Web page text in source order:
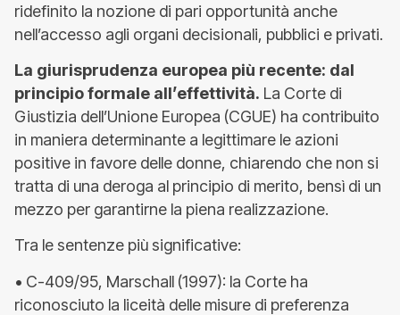
ridefinito la nozione di pari opportunità anche
nell’accesso agli organi decisionali, pubblici e privati.
La giurisprudenza europea più recente: dal
principio formale all’effettività. La Corte di
Giustizia dell’Unione Europea (CGUE) ha contribuito
in maniera determinante a legittimare le azioni
positive in favore delle donne, chiarendo che non si
tratta di una deroga al principio di merito, bensì di un
mezzo per garantirne la piena realizzazione.
Tra le sentenze più significative:
• C-409/95, Marschall (1997): la Corte ha
riconosciuto la liceità delle misure di preferenza